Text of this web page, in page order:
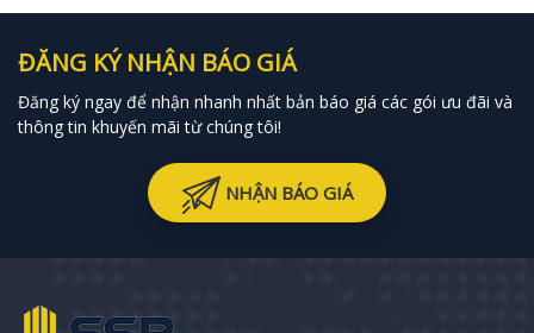
ĐĂNG KÝ NHẬN BÁO GIÁ
Đăng ký ngay để nhận nhanh nhất bản báo giá các gói ưu đãi và
thông tin khuyến mãi từ chúng tôi!
NHẬN BÁO GIÁ